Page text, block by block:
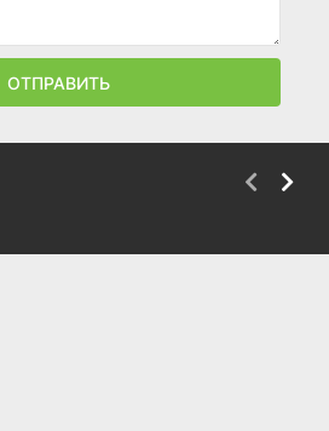
ОТПРАВИТЬ